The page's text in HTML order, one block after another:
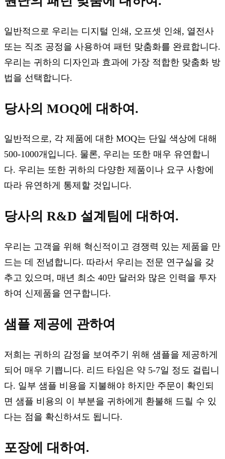
일반적으로 우리는 디지털 인쇄, 오프셋 인쇄, 열전사
또는 직조 공정을 사용하여 패턴 맞춤화를 완료합니다.
우리는 귀하의 디자인과 효과에 가장 적합한 맞춤화 방
법을 선택합니다.
당사의 MOQ에 대하여.
일반적으로, 각 제품에 대한 MOQ는 단일 색상에 대해
500-1000개입니다. 물론, 우리는 또한 매우 유연합니
다. 우리는 또한 귀하의 다양한 제품이나 요구 사항에
따라 유연하게 통제할 것입니다.
당사의 R&D 설계팀에 대하여.
우리는 고객을 위해 혁신적이고 경쟁력 있는 제품을 만
드는 데 전념합니다. 따라서 우리는 전문 연구실을 갖
추고 있으며, 매년 최소 40만 달러와 많은 인력을 투자
하여 신제품을 연구합니다.
샘플 제공에 관하여
저희는 귀하의 감정을 보여주기 위해 샘플을 제공하게
되어 매우 기쁩니다. 리드 타임은 약 5-7일 정도 걸립니
다. 일부 샘플 비용을 지불해야 하지만 주문이 확인되
면 샘플 비용의 이 부분을 귀하에게 환불해 드릴 수 있
다는 점을 확신하셔도 됩니다.
포장에 대하여.